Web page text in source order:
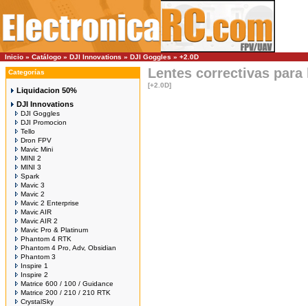
Inicio » Catálogo » DJI Innovations » DJI Goggles » +2.0D
Categorías
Liquidacion 50%
DJI Innovations
DJI Goggles
DJI Promocion
Tello
Dron FPV
Mavic Mini
MINI 2
MINI 3
Spark
Mavic 3
Mavic 2
Mavic 2 Enterprise
Mavic AIR
Mavic AIR 2
Mavic Pro & Platinum
Phantom 4 RTK
Phantom 4 Pro, Adv, Obsidian
Phantom 3
Inspire 1
Inspire 2
Matrice 600 / 100 / Guidance
Matrice 200 / 210 / 210 RTK
CrystalSky
Lentes correctivas para
[+2.0D]